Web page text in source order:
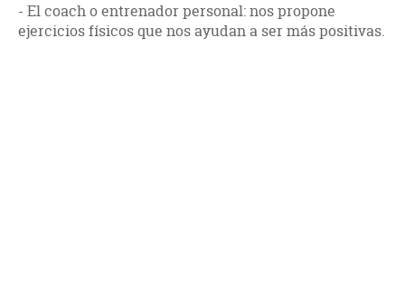
- El coach o entrenador personal: nos propone
ejercicios físicos que nos ayudan a ser más positivas.